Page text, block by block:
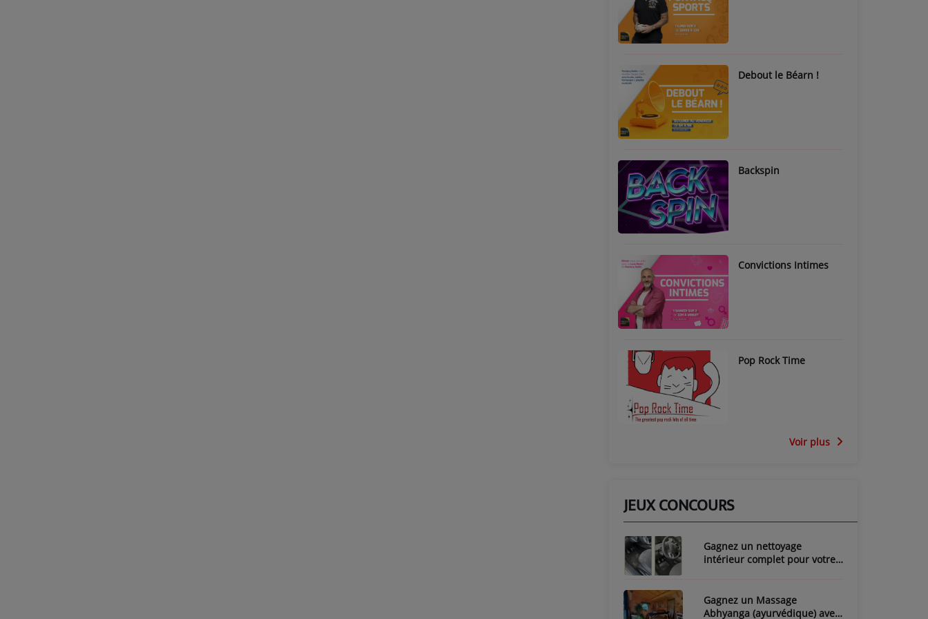
Debout le Béarn !
Backspin
Convictions Intimes
Pop Rock Time
Voir plus
JEUX CONCOURS
Gagnez un nettoyage
intérieur complet pour votre
Gagnez un Massage
Abhyanga (ayurvédique) avec